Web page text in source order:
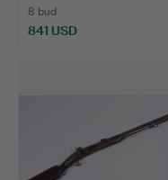
8 bud
841 USD